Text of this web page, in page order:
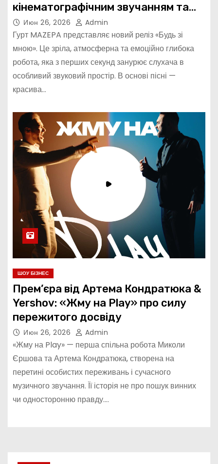
кінематографічним звучанням та
глибокою метафорою
Июн 26, 2026 Admin
Гурт MAZEPA представляє новий реліз «Будь зі
мною». Це зріла, атмосферна та емоційно глибока
робота, яка з перших секунд занурює слухача в
особливий звуковий простір. В основі пісні —
красива…
ШОУ БІЗНЕС
Прем’єра від Артема Кондратюка &
Yershov: «Жму на Play» про силу
пережитого досвіду
Июн 26, 2026 Admin
«Жму на Play» — перша спільна робота Миколи
Єршова та Артема Кондратюка, створена на
перетині особистих переживань і сучасного
музичного звучання. Її історія не про пошук винних
чи односторонню правду.…